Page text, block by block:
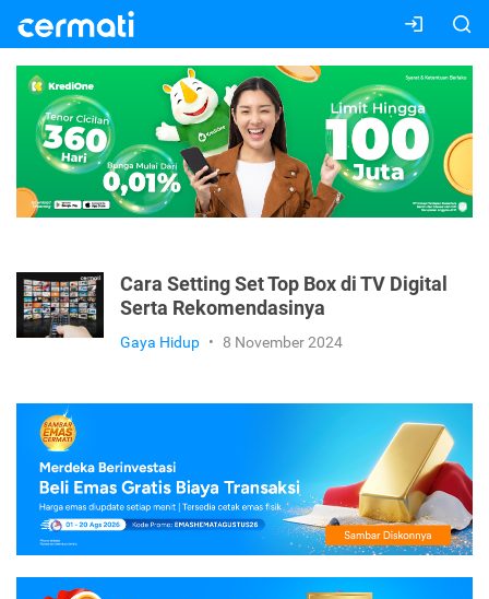
Cara Setting Set Top Box di TV Digital
Serta Rekomendasinya
Gaya Hidup • 8 November 2024